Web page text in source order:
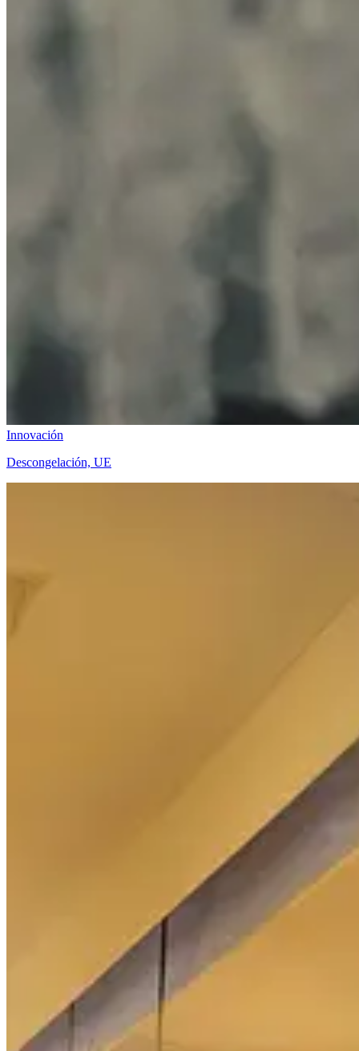
Innovación
Descongelación, UE